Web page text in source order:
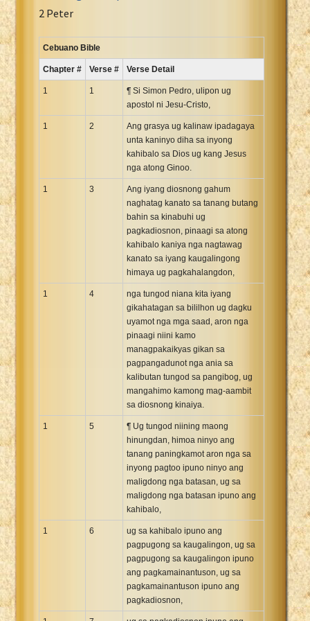
Russian Synodal 1876 Bible
Russian Synodal Bible Win-1251
Spanish Sag. Escrituras 1569
Swahili New Testament
Tagalog 1905
Tagalog John and James
Vietnamese 1934 Bible
2 Peter
Cebuano Bible
Chapter # Verse # Verse Detail
1 1
¶ Si Simon Pedro, ulipon ug
apostol ni Jesu-Cristo,
1 2
Ang grasya ug kalinaw ipadagaya
unta kaninyo diha sa inyong
kahibalo sa Dios ug kang Jesus
nga atong Ginoo.
1 3
Ang iyang diosnong gahum
naghatag kanato sa tanang butang
bahin sa kinabuhi ug
pagkadiosnon, pinaagi sa atong
kahibalo kaniya nga nagtawag
kanato sa iyang kaugalingong
himaya ug pagkahalangdon,
1 4
nga tungod niana kita iyang
gikahatagan sa bililhon ug dagku
uyamot nga mga saad, aron nga
pinaagi niini kamo
managpakaikyas gikan sa
pagpangadunot nga ania sa
kalibutan tungod sa pangibog, ug
mangahimo kamong mag-aambit
sa diosnong kinaiya.
1 5
¶ Ug tungod niining maong
hinungdan, himoa ninyo ang
tanang paningkamot aron nga sa
inyong pagtoo ipuno ninyo ang
maligdong nga batasan, ug sa
maligdong nga batasan ipuno ang
kahibalo,
1 6
ug sa kahibalo ipuno ang
pagpugong sa kaugalingon, ug sa
pagpugong sa kaugalingon ipuno
ang pagkamainantuson, ug sa
pagkamainantuson ipuno ang
pagkadiosnon,